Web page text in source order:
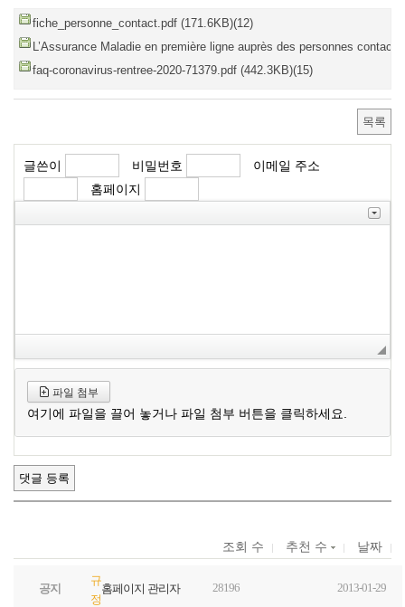
fiche_personne_contact.pdf (171.6KB)(12)
L’Assurance Maladie en première ligne auprès des personnes contact
faq-coronavirus-rentree-2020-71379.pdf (442.3KB)(15)
목록
글쓴이 비밀번호
이메일 주소
홈페이지
파일 첨부
여기에 파일을 끌어 놓거나 파일 첨부 버튼을 클릭하세요.
조회 수 추천 수 날짜
공지
규
정
홈페이지 관리자 28196 2013-01-29